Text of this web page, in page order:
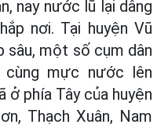
nay nước lũ lại dâng
nơi. Tại huyện Vũ
sâu, một số cụm dân
mực nước lên
ở phía Tây của huyện
Thạch Xuân, Nam